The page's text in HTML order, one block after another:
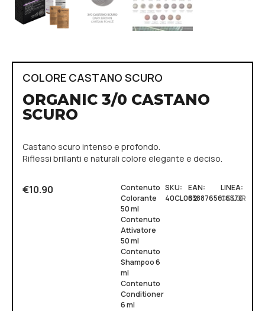
COLORE CASTANO SCURO
ORGANIC 3/0 CASTANO
SCURO
Castano scuro intenso e profondo.
Riflessi brillanti e naturali colore elegante e deciso.
€10.90
Contenuto
Colorante
50 ml
Contenuto
Attivatore
50 ml
Contenuto
Shampoo 6
ml
Contenuto
Conditioner
6 ml
SKU:
40CL002
EAN:
8388765616370
LINEA:
COLOR